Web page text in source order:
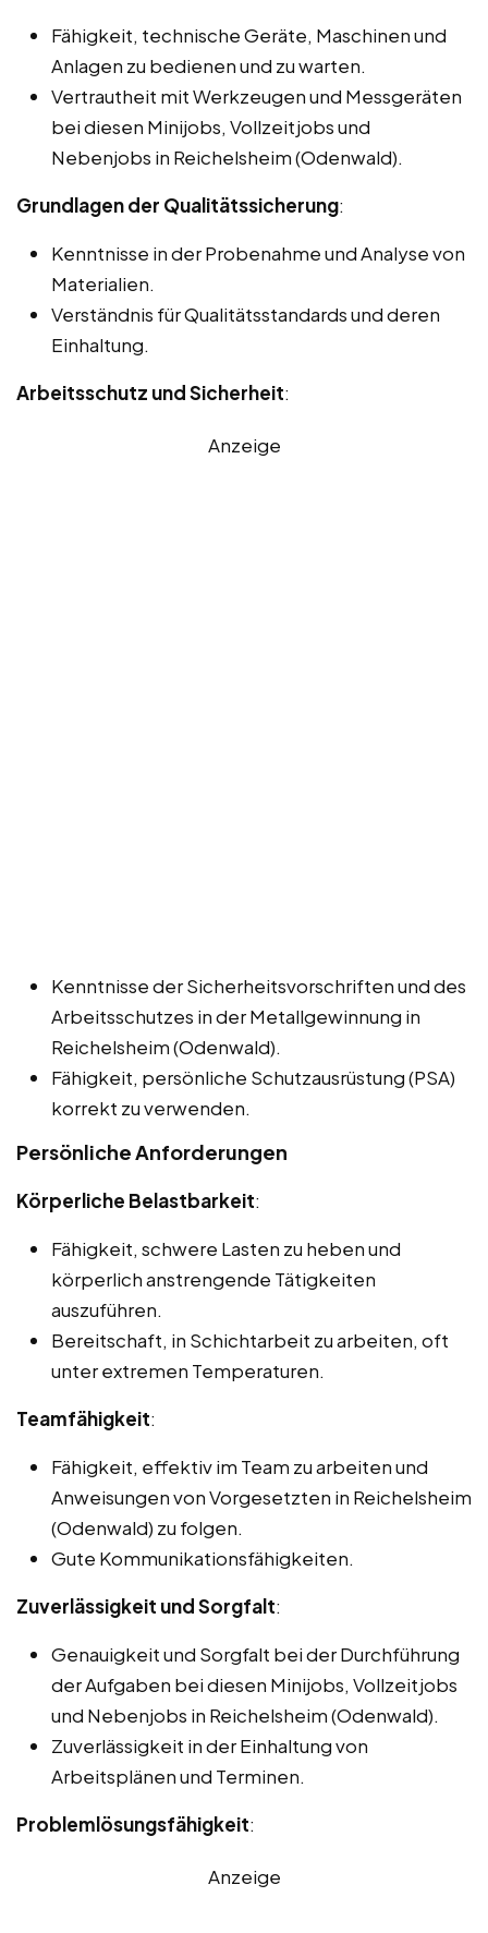
Fähigkeit, technische Geräte, Maschinen und
Anlagen zu bedienen und zu warten.
Vertrautheit mit Werkzeugen und Messgeräten
bei diesen Minijobs, Vollzeitjobs und
Nebenjobs in Reichelsheim (Odenwald).
Grundlagen der Qualitätssicherung:
Kenntnisse in der Probenahme und Analyse von
Materialien.
Verständnis für Qualitätsstandards und deren
Einhaltung.
Arbeitsschutz und Sicherheit:
Anzeige
Kenntnisse der Sicherheitsvorschriften und des
Arbeitsschutzes in der Metallgewinnung in
Reichelsheim (Odenwald).
Fähigkeit, persönliche Schutzausrüstung (PSA)
korrekt zu verwenden.
Persönliche Anforderungen
Körperliche Belastbarkeit:
Fähigkeit, schwere Lasten zu heben und
körperlich anstrengende Tätigkeiten
auszuführen.
Bereitschaft, in Schichtarbeit zu arbeiten, oft
unter extremen Temperaturen.
Teamfähigkeit:
Fähigkeit, effektiv im Team zu arbeiten und
Anweisungen von Vorgesetzten in Reichelsheim
(Odenwald) zu folgen.
Gute Kommunikationsfähigkeiten.
Zuverlässigkeit und Sorgfalt:
Genauigkeit und Sorgfalt bei der Durchführung
der Aufgaben bei diesen Minijobs, Vollzeitjobs
und Nebenjobs in Reichelsheim (Odenwald).
Zuverlässigkeit in der Einhaltung von
Arbeitsplänen und Terminen.
Problemlösungsfähigkeit:
Anzeige